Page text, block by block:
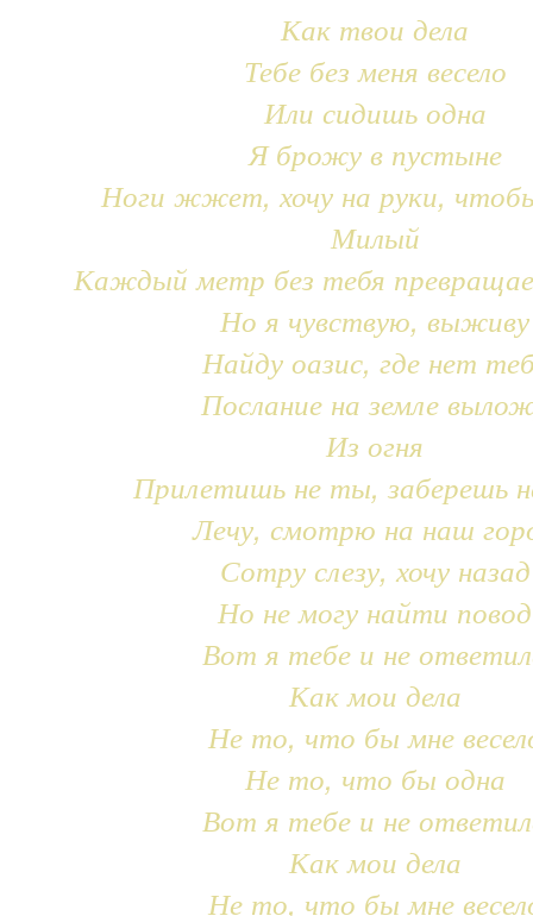
Как твои дела
Тебе без меня весело
Или сидишь одна
Я брожу в пустыне
Ноги жжет, хочу на руки,
Милый
Каждый метр без тебя
Но я чувствую, выживу
Найду оазис, где нет
Послание на земле
Из огня
Прилетишь не ты, заберешь
Лечу, смотрю на наш
Сотру слезу, хочу назад
Но не могу найти повод
Вот я тебе и не
Как мои дела
Не то, что бы мне
Не то, что бы одна
Вот я тебе и не
Как мои дела
Не то, что бы мне